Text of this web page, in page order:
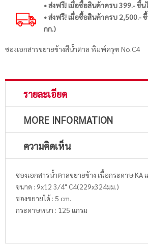
• ส่งฟรี! เมื่อซื้อสินค้าครบ 399.- ขึ้
• ส่งฟรี! เมื่อซื้อสินค้าครบ 2,500.-
กก.)
ซองเอกสารขยายข้างสีน้ำตาล พิมพ์ครุฑ No.C4
รายละเอียด
MORE INFORMATION
ความคิดเห็น
ซองเอกสารน้ำตาลขยายข้าง เนื้อกระดาษ
ขนาด : 9x12 3/4" C4(229x324มม.)
ซองขยายได้ : 5 cm.
กระดาษหนา : 125 แกรม